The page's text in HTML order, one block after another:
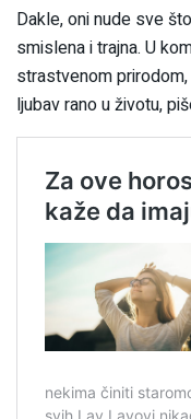
Dakle, oni nude sve
smislena i trajna. U
strastvenom
ljubav rano u životu,